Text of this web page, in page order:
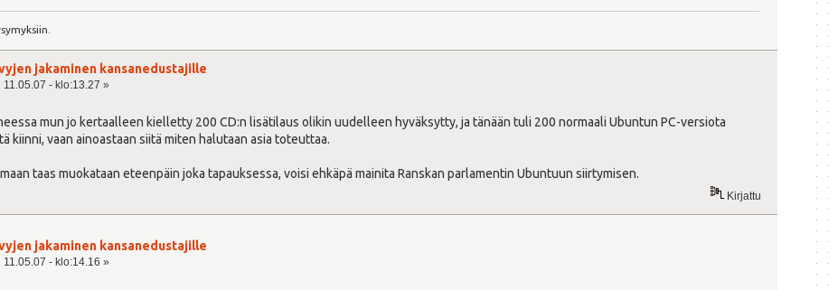
jakaminen kansanedustajille
11.05.07 - klo:13.27 »
mun jo kertaalleen kielletty 200 CD:n lisätilaus olikin uudelleen hyväksytty, ja tänään tuli 200 normaali Ubuntun PC-versiota
kiinni, vaan ainoastaan siitä miten halutaan asia toteuttaa.
taas muokataan eteenpäin joka tapauksessa, voisi ehkäpä mainita Ranskan parlamentin Ubuntuun siirtymisen.
Kirjattu
jakaminen kansanedustajille
11.05.07 - klo:14.16 »